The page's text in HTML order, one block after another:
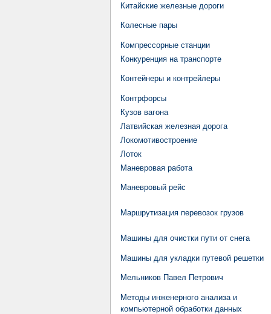
Китайские железные дороги
Колесные пары
Компрессорные станции
Конкуренция на транспорте
Контейнеры и контрейлеры
Контрфорсы
Кузов вагона
Латвийская железная дорога
Локомотивостроение
Лоток
Маневровая работа
Маневровый рейс
Маршрутизация перевозок грузов
Машины для очистки пути от снега
Машины для укладки путевой решетки
Мельников Павел Петрович
Методы инженерного анализа и
компьютерной обработки данных